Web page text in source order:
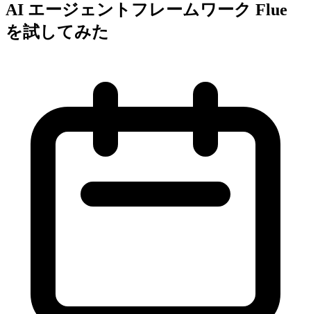
AI エージェントフレームワーク Flue
を試してみた